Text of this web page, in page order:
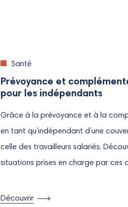
Santé
Prévoyance et
pour les indépendants
Grâce à la prévoyance et à la
en tant qu’indépendant d’une
celle des travailleurs salariés.
situations prises en charge par ces
Découvrir